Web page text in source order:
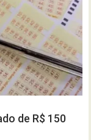
de R$ 150